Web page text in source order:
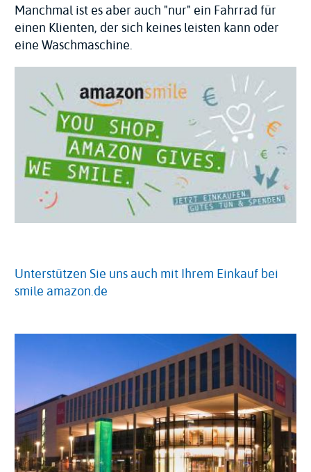
Manchmal ist es aber auch "nur" ein Fahrrad für
einen Klienten, der sich keines leisten kann oder
eine Waschmaschine.
Unterstützen Sie uns auch mit Ihrem Einkauf bei
smile amazon.de